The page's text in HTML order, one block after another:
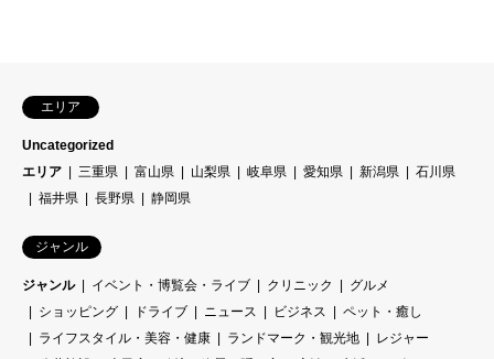
エリア
Uncategorized
エリア
三重県 富山県 山梨県 岐阜県 愛知県 新潟県
石川県
福井県
長野県 静岡県
ジャンル
ジャンル イベント・博覧会・ライブ クリニック
グルメ
ショッピング
ドライブ ニュース ビジネス
ペット・癒し
ライフスタイル・美容・健康
ランドマーク・観光地
レジャー